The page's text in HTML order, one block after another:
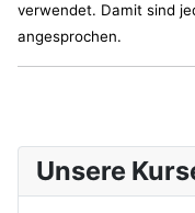
verwendet. Damit sind
angesprochen.
Unsere